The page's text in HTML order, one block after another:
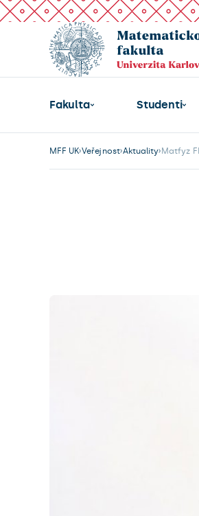
Fakulta Studenti
MFF UK Veřejnost Aktuality Matfyz